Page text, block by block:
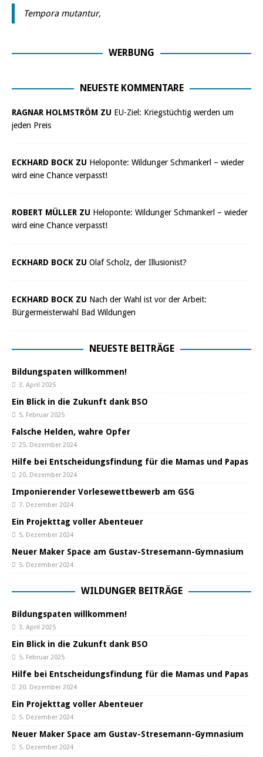
Tempora mutantur,
WERBUNG
NEUESTE KOMMENTARE
RAGNAR HOLMSTRÖM ZU EU-Ziel: Kriegstüchtig werden um
jeden Preis
ECKHARD BOCK ZU Heloponte: Wildunger Schmankerl – wieder
wird eine Chance verpasst!
ROBERT MÜLLER ZU Heloponte: Wildunger Schmankerl – wieder
wird eine Chance verpasst!
ECKHARD BOCK ZU Olaf Scholz, der Illusionist?
ECKHARD BOCK ZU Nach der Wahl ist vor der Arbeit:
Bürgermeisterwahl Bad Wildungen
NEUESTE BEITRÄGE
Bildungspaten willkommen!
3. April 2025
Ein Blick in die Zukunft dank BSO
5. Februar 2025
Falsche Helden, wahre Opfer
25. Dezember 2024
Hilfe bei Entscheidungsfindung für die Mamas und Papas
20. Dezember 2024
Imponierender Vorlesewettbewerb am GSG
7. Dezember 2024
Ein Projekttag voller Abenteuer
5. Dezember 2024
Neuer Maker Space am Gustav-Stresemann-Gymnasium
5. Dezember 2024
WILDUNGER BEITRÄGE
Bildungspaten willkommen!
3. April 2025
Ein Blick in die Zukunft dank BSO
5. Februar 2025
Hilfe bei Entscheidungsfindung für die Mamas und Papas
20. Dezember 2024
Ein Projekttag voller Abenteuer
5. Dezember 2024
Neuer Maker Space am Gustav-Stresemann-Gymnasium
5. Dezember 2024